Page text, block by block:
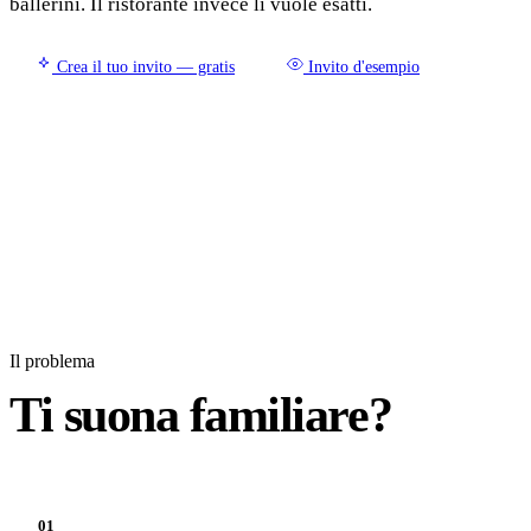
Crea il tuo invito — gratis Invito d'esempio
Il problema
Ti suona familiare?
01